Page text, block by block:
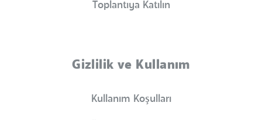
Toplantıya Katılın
Gizlilik ve Kullanım
Kullanım Koşulları